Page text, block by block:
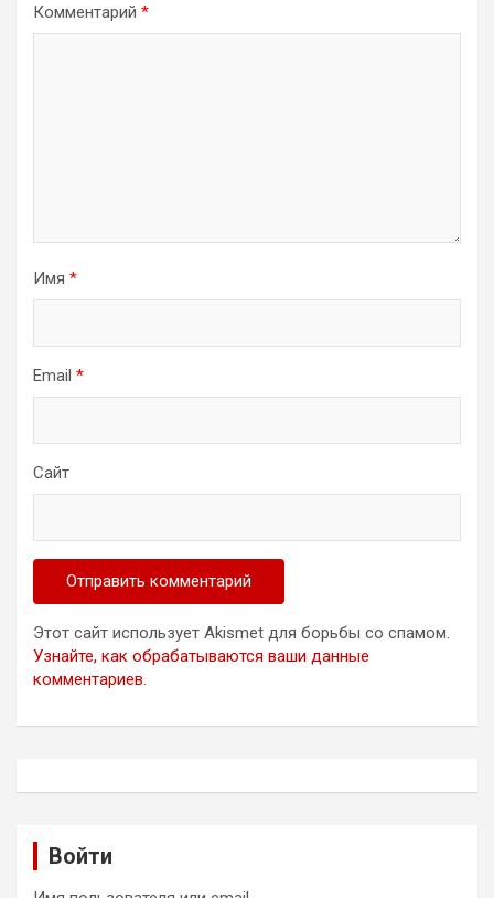
Комментарий *
Имя *
Email *
Сайт
Этот сайт использует Akismet для борьбы со спамом.
Узнайте, как обрабатываются ваши данные
комментариев.
Войти